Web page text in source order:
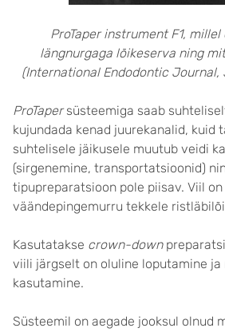
ProTaper instrument F1,
längnurgaga lõikeserva ning
(International Endodontic Journal,
ProTapersüsteemiga saab
kujundada kenad juurekanalid, kuid
suhtelisele jäikusele muutub veidi
(sirgenemine, transportatsioonid)
tipupreparatsioon pole piisav. Viil
väändepingemurru tekkele
Kasutatakse crown-down
viili järgselt on oluline loputamine
kasutamine.
Süsteemil on aegade jooksul olnud